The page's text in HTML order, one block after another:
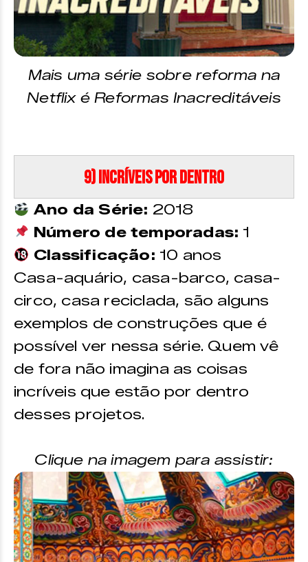
Mais uma série sobre reforma na
Netflix é Reformas Inacreditáveis
9) Incríveis Por Dentro
Ano da Série: 2018
Número de temporadas: 1
Classificação: 10 anos
Casa-aquário, casa-barco, casa-
circo, casa reciclada, são alguns
exemplos de construções que é
possível ver nessa série. Quem vê
de fora não imagina as coisas
incríveis que estão por dentro
desses projetos.
Clique na imagem para assistir: